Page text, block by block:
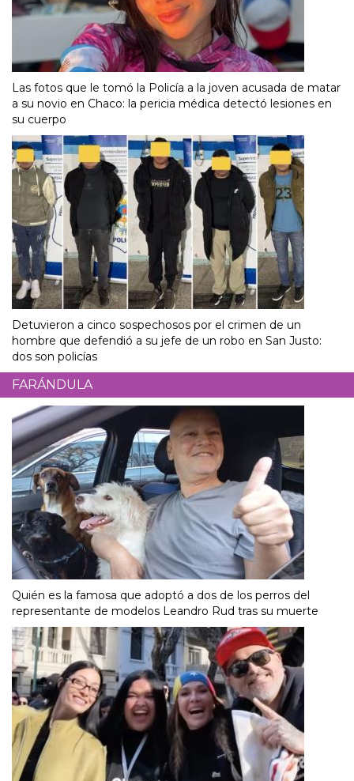
Las fotos que le tomó la Policía a la joven acusada de matar
a su novio en Chaco: la pericia médica detectó lesiones en
su cuerpo
Detuvieron a cinco sospechosos por el crimen de un
hombre que defendió a su jefe de un robo en San Justo:
dos son policías
FARÁNDULA
Quién es la famosa que adoptó a dos de los perros del
representante de modelos Leandro Rud tras su muerte